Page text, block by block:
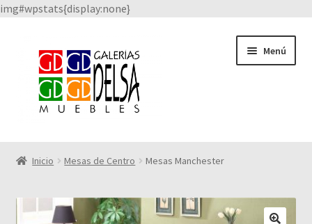
img#wpstats{display:none}
navegación
contenido
Menú
Quienes Somos
Inicio Mesas de Centro Mesas Manchester